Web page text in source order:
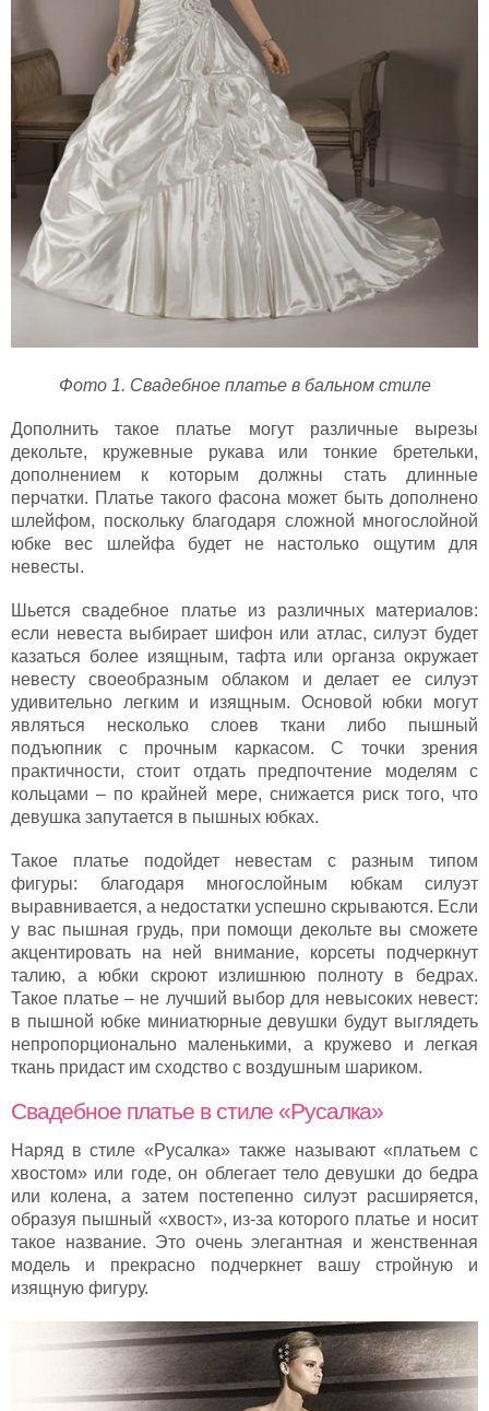
Фото 1. Свадебное платье в бальном стиле
Дополнить такое платье могут различные вырезы
декольте, кружевные рукава или тонкие бретельки,
дополнением к которым должны стать длинные
перчатки. Платье такого фасона может быть дополнено
шлейфом, поскольку благодаря сложной многослойной
юбке вес шлейфа будет не настолько ощутим для
невесты.
Шьется свадебное платье из различных материалов:
если невеста выбирает шифон или атлас, силуэт будет
казаться более изящным, тафта или органза окружает
невесту своеобразным облаком и делает ее силуэт
удивительно легким и изящным. Основой юбки могут
являться несколько слоев ткани либо пышный
подъюпник с прочным каркасом. С точки зрения
практичности, стоит отдать предпочтение моделям с
кольцами – по крайней мере, снижается риск того, что
девушка запутается в пышных юбках.
Такое платье подойдет невестам с разным типом
фигуры: благодаря многослойным юбкам силуэт
выравнивается, а недостатки успешно скрываются. Если
у вас пышная грудь, при помощи декольте вы сможете
акцентировать на ней внимание, корсеты подчеркнут
талию, а юбки скроют излишнюю полноту в бедрах.
Такое платье – не лучший выбор для невысоких невест:
в пышной юбке миниатюрные девушки будут выглядеть
непропорционально маленькими, а кружево и легкая
ткань придаст им сходство с воздушным шариком.
Свадебное платье в стиле «Русалка»
Наряд в стиле «Русалка» также называют «платьем с
хвостом» или годе, он облегает тело девушки до бедра
или колена, а затем постепенно силуэт расширяется,
образуя пышный «хвост», из-за которого платье и носит
такое название. Это очень элегантная и женственная
модель и прекрасно подчеркнет вашу стройную и
изящную фигуру.